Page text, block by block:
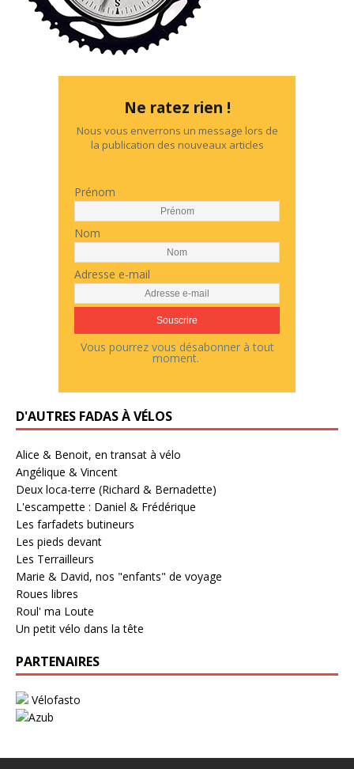
Ne ratez rien !
Nous vous enverrons un message lors de
la publication des nouveaux articles
Prénom
Nom
Adresse e-mail
Vous pourrez vous désabonner à tout
moment.
D'AUTRES FADAS À VÉLOS
Alice & Benoit, en transat à vélo
Angélique & Vincent
Deux loca-terre (Richard & Bernadette)
L'escampette : Daniel & Frédérique
Les farfadets butineurs
Les pieds devant
Les Terrailleurs
Marie & David, nos "enfants" de voyage
Roues libres
Roul' ma Loute
Un petit vélo dans la tête
PARTENAIRES